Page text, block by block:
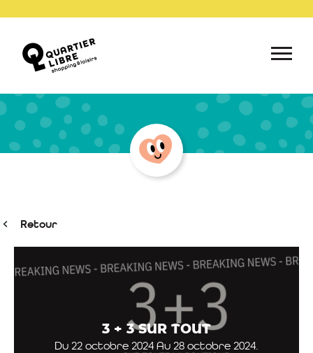
Retour
3 + 3 SUR TOUT
Du 22 octobre 2024 Au 28 octobre 2024.